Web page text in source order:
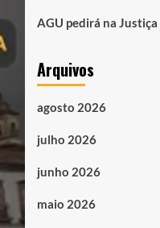
AGU pedirá na
Arquivos
agosto 2026
julho 2026
junho 2026
maio 2026